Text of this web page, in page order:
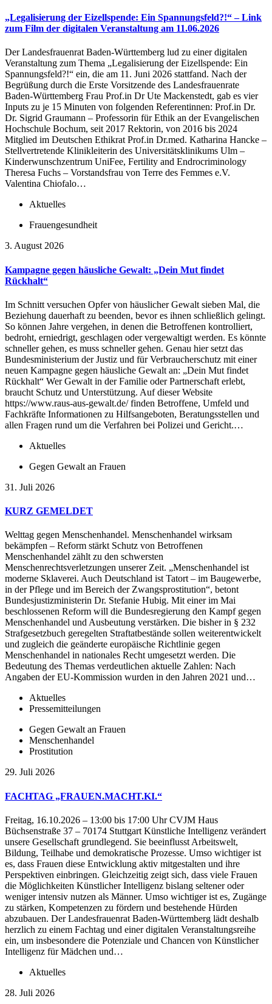
„Legalisierung der Eizellspende: Ein Spannungsfeld?!“ – Link
zum Film der digitalen Veranstaltung am 11.06.2026
Der Landesfrauenrat Baden-Württemberg lud zu einer digitalen
Veranstaltung zum Thema „Legalisierung der Eizellspende: Ein
Spannungsfeld?!“ ein, die am 11. Juni 2026 stattfand. Nach der
Begrüßung durch die Erste Vorsitzende des Landesfrauenrate
Baden-Württemberg Frau Prof.in Dr Ute Mackenstedt, gab es vier
Inputs zu je 15 Minuten von folgenden Referentinnen: Prof.in Dr.
Dr. Sigrid Graumann – Professorin für Ethik an der Evangelischen
Hochschule Bochum, seit 2017 Rektorin, von 2016 bis 2024
Mitglied im Deutschen Ethikrat Prof.in Dr.med. Katharina Hancke –
Stellvertretende Klinikleiterin des Universitätsklinikums Ulm –
Kinderwunschzentrum UniFee, Fertility and Endrocriminology
Theresa Fuchs – Vorstandsfrau von Terre des Femmes e.V.
Valentina Chiofalo…
Aktuelles
Frauengesundheit
3. August 2026
Kampagne gegen häusliche Gewalt: „Dein Mut findet
Rückhalt“
Im Schnitt versuchen Opfer von häuslicher Gewalt sieben Mal, die
Beziehung dauerhaft zu beenden, bevor es ihnen schließlich gelingt.
So können Jahre vergehen, in denen die Betroffenen kontrolliert,
bedroht, erniedrigt, geschlagen oder vergewaltigt werden. Es könnte
schneller gehen, es muss schneller gehen. Genau hier setzt das
Bundesministerium der Justiz und für Verbraucherschutz mit einer
neuen Kampagne gegen häusliche Gewalt an: „Dein Mut findet
Rückhalt“ Wer Gewalt in der Familie oder Partnerschaft erlebt,
braucht Schutz und Unterstützung. Auf dieser Website
https://www.raus-aus-gewalt.de/ finden Betroffene, Umfeld und
Fachkräfte Informationen zu Hilfsangeboten, Beratungsstellen und
allen Fragen rund um die Verfahren bei Polizei und Gericht.…
Aktuelles
Gegen Gewalt an Frauen
31. Juli 2026
KURZ GEMELDET
Welttag gegen Menschenhandel. Menschenhandel wirksam
bekämpfen – Reform stärkt Schutz von Betroffenen
Menschenhandel zählt zu den schwersten
Menschenrechtsverletzungen unserer Zeit. „Menschenhandel ist
moderne Sklaverei. Auch Deutschland ist Tatort – im Baugewerbe,
in der Pflege und im Bereich der Zwangsprostitution“, betont
Bundesjustizministerin Dr. Stefanie Hubig. Mit einer im Mai
beschlossenen Reform will die Bundesregierung den Kampf gegen
Menschenhandel und Ausbeutung verstärken. Die bisher in § 232
Strafgesetzbuch geregelten Straftatbestände sollen weiterentwickelt
und zugleich die geänderte europäische Richtlinie gegen
Menschenhandel in nationales Recht umgesetzt werden. Die
Bedeutung des Themas verdeutlichen aktuelle Zahlen: Nach
Angaben der EU-Kommission wurden in den Jahren 2021 und…
Aktuelles
Pressemitteilungen
Gegen Gewalt an Frauen
Menschenhandel
Prostitution
29. Juli 2026
FACHTAG „FRAUEN.MACHT.KI.“
Freitag, 16.10.2026 – 13:00 bis 17:00 Uhr CVJM Haus
Büchsenstraße 37 – 70174 Stuttgart Künstliche Intelligenz verändert
unsere Gesellschaft grundlegend. Sie beeinflusst Arbeitswelt,
Bildung, Teilhabe und demokratische Prozesse. Umso wichtiger ist
es, dass Frauen diese Entwicklung aktiv mitgestalten und ihre
Perspektiven einbringen. Gleichzeitig zeigt sich, dass viele Frauen
die Möglichkeiten Künstlicher Intelligenz bislang seltener oder
weniger intensiv nutzen als Männer. Umso wichtiger ist es, Zugänge
zu stärken, Kompetenzen zu fördern und bestehende Hürden
abzubauen. Der Landesfrauenrat Baden-Württemberg lädt deshalb
herzlich zu einem Fachtag und einer digitalen Veranstaltungsreihe
ein, um insbesondere die Potenziale und Chancen von Künstlicher
Intelligenz für Mädchen und…
Aktuelles
28. Juli 2026